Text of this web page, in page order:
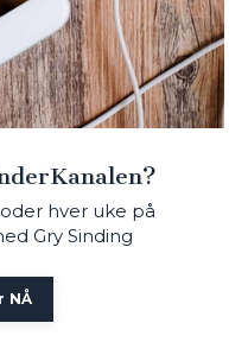
hver uke på
Gry Sinding
NÅ